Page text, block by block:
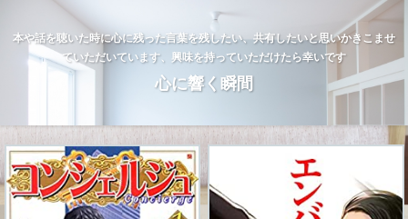
本や話を聴いた時に心に残った言葉を残したい、共有したいと思いかきこませ
ていただいています、興味を持っていただけたら幸いです
心に響く瞬間